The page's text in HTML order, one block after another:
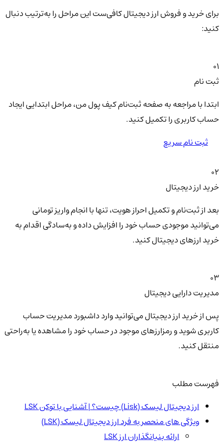
برای خرید و فروش ارز دیجیتال کافی‌ست این مراحل را به‌ترتیب دنبال
کنید:
01
ثبت نام
ابتدا با مراجعه به صفحه ثبت‌نام کیف‌ پول من، مراحل ابتدایی ایجاد
حساب کاربری را تکمیل کنید.
ثبت نام سریع
02
خرید ارز دیجیتال
بعد از ثبت‌نام و تکمیل احراز هویت، تنها با انجام واریز تومانی
می‌توانید موجودی حساب خود را افزایش داده و به‌سادگی اقدام به
خرید ارزهای دیجیتال کنید.
03
مدیریت دارایی دیجیتال
پس از خرید ارز دیجیتال می‌توانید وارد داشبورد مدیریت حساب
کاربری شوید و رمزارزهای موجود در حساب خود را مشاهده یا به‌راحتی
منتقل کنید.
فهرست مطلب
ارز دیجیتال لیسک (Lisk) چیست؟ | آشنایی با توکن LSK
ویژگی های منحصر به فرد ارز دیجیتال لیسک (LSK)
ارائه بنیانگذاران ارز LSK